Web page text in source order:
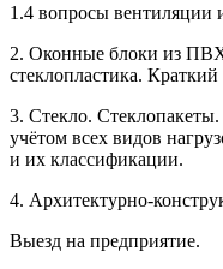
1.4 вопросы вентиляции
2. Оконные блоки из
стеклопластика.
3. Стекло.
учётом всех видов
и их классификации.
4. Архитектурно-
Выезд на предприятие.